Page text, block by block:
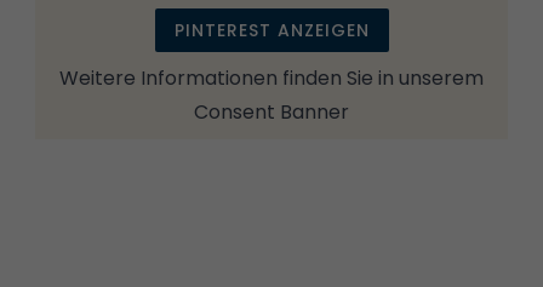
PINTEREST ANZEIGEN
Weitere Informationen finden Sie in unserem
Consent Banner